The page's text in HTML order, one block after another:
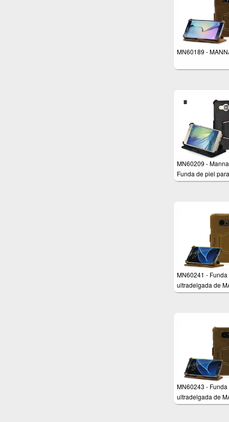
MN60189 -
MN60209 -
Funda de piel para
Samsung Galaxy
MN60241 - Funda
ultradelgada de
para Samsung
MN60243 - Funda
ultradelgada de
para Samsung